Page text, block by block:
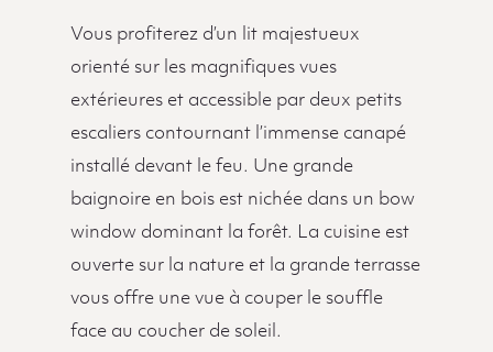
Vous profiterez d’un lit majestueux
orienté sur les magnifiques vues
extérieures et accessible par deux petits
escaliers contournant l’immense canapé
installé devant le feu. Une grande
baignoire en bois est nichée dans un bow
window dominant la forêt. La cuisine est
ouverte sur la nature et la grande terrasse
vous offre une vue à couper le souffle
face au coucher de soleil.